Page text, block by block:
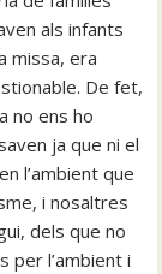
als infants
missa, era
De fet,
no ens ho
ja que ni el
l’ambient que
i nosaltres
dels que no
per l’ambient i